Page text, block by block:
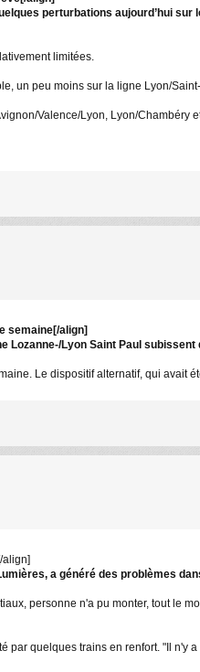
perturbations aujourd’hui
limitées.
un peu moins sur la ligne Lyon/
Valence/Lyon, Lyon/
semaine[/align]
Lozanne-/Lyon Saint Paul
Le dispositif alternatif, qui avait
align]
a généré des problèmes
personne n'a pu monter, tout le
par quelques trains en renfort. "Il